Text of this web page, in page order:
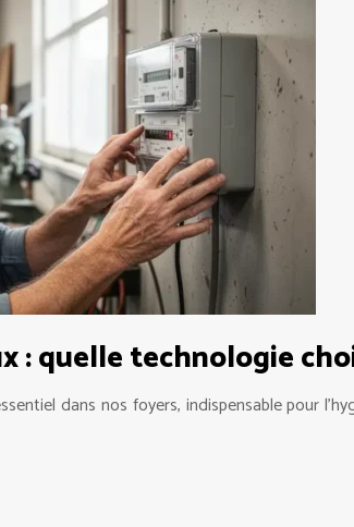
: quelle technologie
dans nos foyers, indispensable pour